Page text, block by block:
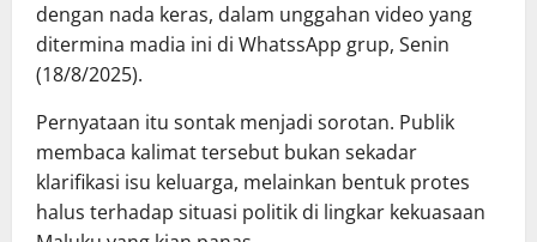
dengan nada keras, dalam unggahan video yang
ditermina madia ini di WhatssApp grup, Senin
(18/8/2025).
Pernyataan itu sontak menjadi sorotan. Publik
membaca kalimat tersebut bukan sekadar
klarifikasi isu keluarga, melainkan bentuk protes
halus terhadap situasi politik di lingkar kekuasaan